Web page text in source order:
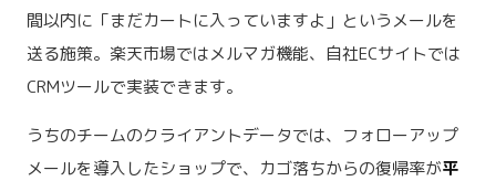
間以内に「まだカートに入っていますよ」というメールを
送る施策。楽天市場ではメルマガ機能、自社ECサイトでは
CRMツールで実装できます。
うちのチームのクライアントデータでは、フォローアップ
メールを導入したショップで、カゴ落ちからの復帰率が平